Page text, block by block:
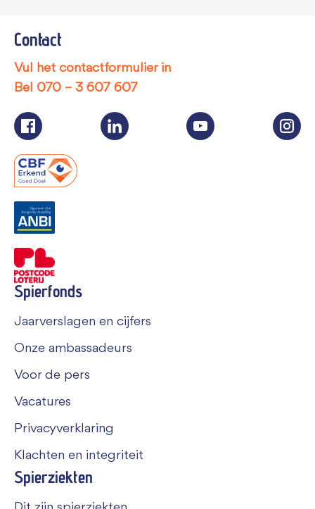
Contact
Vul het contactformulier in
Bel 070 – 3 607 607
Spierfonds
Jaarverslagen en cijfers
Onze ambassadeurs
Voor de pers
Vacatures
Privacyverklaring
Klachten en integriteit
Spierziekten